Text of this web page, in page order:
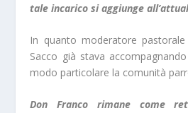
tale incarico si aggiunge
In quanto moderatore pastorale
Sacco già stava
modo particolare la comunità
Don Franco rimane come